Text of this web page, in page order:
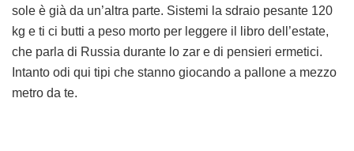
sole è già da un’altra parte. Sistemi la sdraio pesante 120
kg e ti ci butti a peso morto per leggere il libro dell’estate,
che parla di Russia durante lo zar e di pensieri ermetici.
Intanto odi qui tipi che stanno giocando a pallone a mezzo
metro da te.